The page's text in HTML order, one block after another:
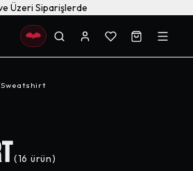
Üzeri Siparişlerde
Sweatshirt
(16 ürün)